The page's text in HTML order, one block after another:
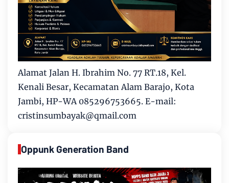
Alamat Jalan H. Ibrahim No. 77 RT.18, Kel.
Kenali Besar, Kecamatan Alam Barajo, Kota
Jambi, HP-WA 085296753665. E-mail:
cristinsumbayak@qmail.com
Oppunk Generation Band